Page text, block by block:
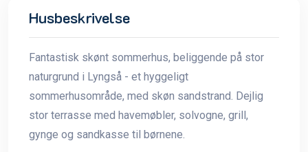
Husbeskrivelse
Fantastisk skønt sommerhus, beliggende på stor
naturgrund i Lyngså - et hyggeligt
sommerhusområde, med skøn sandstrand. Dejlig
stor terrasse med havemøbler, solvogne, grill,
gynge og sandkasse til børnene.